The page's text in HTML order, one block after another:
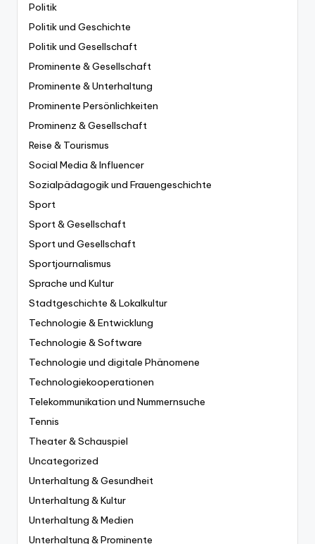
Politik
Politik und Geschichte
Politik und Gesellschaft
Prominente & Gesellschaft
Prominente & Unterhaltung
Prominente Persönlichkeiten
Prominenz & Gesellschaft
Reise & Tourismus
Social Media & Influencer
Sozialpädagogik und Frauengeschichte
Sport
Sport & Gesellschaft
Sport und Gesellschaft
Sportjournalismus
Sprache und Kultur
Stadtgeschichte & Lokalkultur
Technologie & Entwicklung
Technologie & Software
Technologie und digitale Phänomene
Technologiekooperationen
Telekommunikation und Nummernsuche
Tennis
Theater & Schauspiel
Uncategorized
Unterhaltung & Gesundheit
Unterhaltung & Kultur
Unterhaltung & Medien
Unterhaltung & Prominente